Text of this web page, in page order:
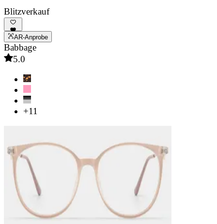
Blitzverkauf
AR-Anprobe
Babbage
5.0
+11